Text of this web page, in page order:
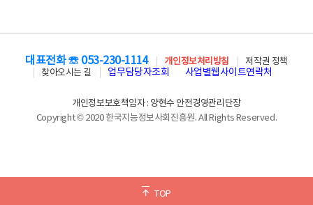
TOP
대표전화 ☏ 053-230-1114 개인정보처리방침
저작권 정책
찾아오시는 길
업무담당자조회 사업별웹사이트연락처
개인정보보호책임자 : 양현수 안전경영관리단장
Copyright © 2020 한국지능정보사회진흥원. All Rights Reserved.